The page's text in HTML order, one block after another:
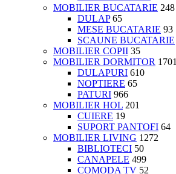
MOBILIER BUCATARIE 248
DULAP 65
MESE BUCATARIE 93
SCAUNE BUCATARIE
MOBILIER COPII 35
MOBILIER DORMITOR 1701
DULAPURI 610
NOPTIERE 65
PATURI 966
MOBILIER HOL 201
CUIERE 19
SUPORT PANTOFI 64
MOBILIER LIVING 1272
BIBLIOTECI 50
CANAPELE 499
COMODA TV 52